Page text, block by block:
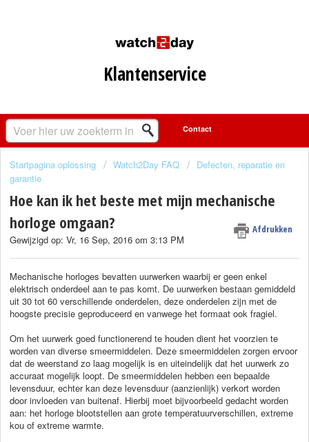
Klantenservice
Startpagina oplossing Watch2Day FAQ
Defecten, reparatie en
garantie
Hoe kan ik het beste met mijn mechanische
horloge omgaan?
Afdrukken
Gewijzigd op: Vr, 16 Sep, 2016 om 3:13 PM
Mechanische horloges bevatten uurwerken waarbij er geen enkel
elektrisch onderdeel aan te pas komt. De uurwerken bestaan gemiddeld
uit 30 tot 60 verschillende onderdelen, deze onderdelen zijn met de
hoogste precisie geproduceerd en vanwege het formaat ook fragiel.
Om het uurwerk goed functionerend te houden dient het voorzien te
worden van diverse smeermiddelen. Deze smeermiddelen zorgen ervoor
dat de weerstand zo laag mogelijk is en uiteindelijk dat het uurwerk zo
accuraat mogelijk loopt. De smeermiddelen hebben een bepaalde
levensduur, echter kan deze levensduur (aanzienlijk) verkort worden
door invloeden van buitenaf. Hierbij moet bijvoorbeeld gedacht worden
aan: het horloge blootstellen aan grote temperatuurverschillen, extreme
kou of extreme warmte.